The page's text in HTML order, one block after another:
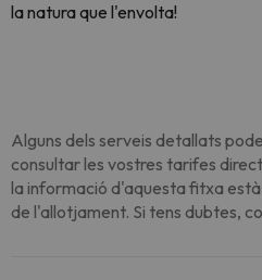
la natura que l'envolta!
Alguns dels serveis detallats
consultar les vostres tarifes
la informació d'aquesta fitxa
de l'allotjament. Si tens dubtes,